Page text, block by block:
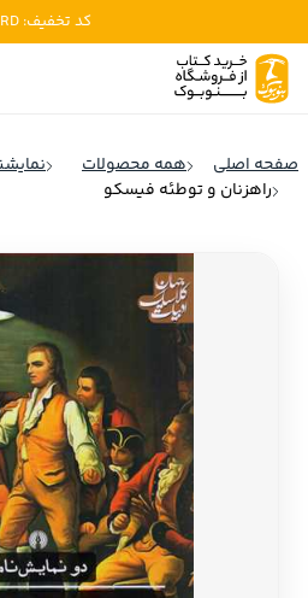
کد تخفیف: MRD
ادبیات
روانشناسی
تاریخ و سیاست
کودک و نوجوان
ادیان و اساطیر
ادبیات
ادبیات
ادبیات
ادبیات
ادبیات
ادبیات
ادبیات
سایر
صفحه اصلی همه محصولات
راهزنان و توطئه فیسکو